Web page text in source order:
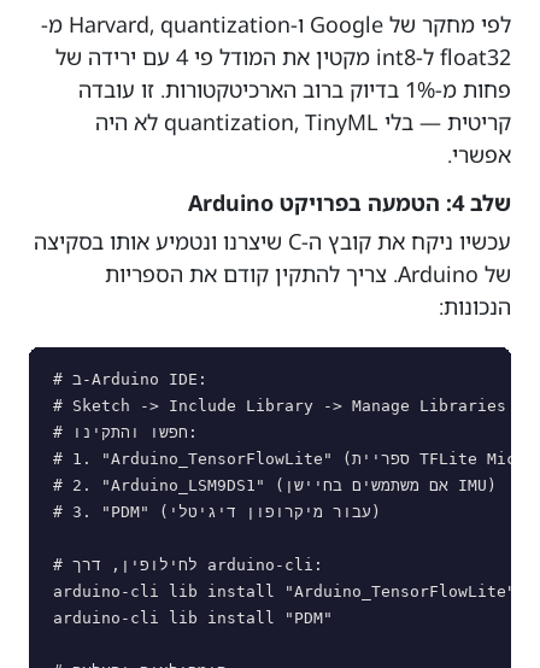
לפי מחקר של Google ו-Harvard, quantization מ-
float32 ל-int8 מקטין את המודל פי 4 עם ירידה של
פחות מ-1% בדיוק ברוב הארכיטקטורות. זו עובדה
קריטית — בלי quantization, TinyML לא היה
אפשרי.
שלב 4: הטמעה בפרויקט Arduino
עכשיו ניקח את קובץ ה-C שיצרנו ונטמיע אותו בסקיצה
של Arduino. צריך להתקין קודם את הספריות
הנכונות:
# ב-Arduino IDE:
# Sketch -> Include Library -> Manage Libraries
# חפשו והתקינו:
# 1. "Arduino_TensorFlowLite" (ספריית TFLite Micro הרשמית)
# 2. "Arduino_LSM9DS1" (אם משתמשים בחיישן IMU)
# 3. "PDM" (עבור מיקרופון דיגיטלי)
# לחילופין, דרך arduino-cli:
arduino-cli lib install "Arduino_TensorFlowLite"
arduino-cli lib install "PDM"